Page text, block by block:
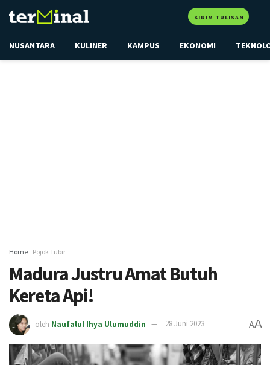
KIRIM TULISAN
NUSANTARA KULINER KAMPUS EKONOMI
Home Pojok Tubir
Madura Justru Amat Butuh
Kereta Api!
oleh Naufalul Ihya Ulumuddin 28 Juni 2023 AA